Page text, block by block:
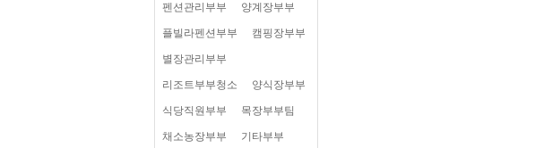
펜션관리부부 양계장부부
플빌라펜션부부 캠핑장부부
별장관리부부
리조트부부청소 양식장부부
식당직원부부 목장부부팀
채소농장부부 기타부부